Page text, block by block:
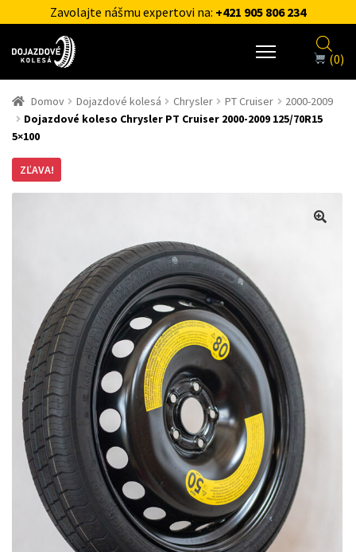
Zavolajte nášmu expertovi na: +421 905 806 234
(0)
Domov Dojazdové kolesá Chrysler PT Cruiser
2000-2009
Dojazdové koleso Chrysler PT Cruiser 2000-2009 125/70R15
5×100
ZĽAVA!